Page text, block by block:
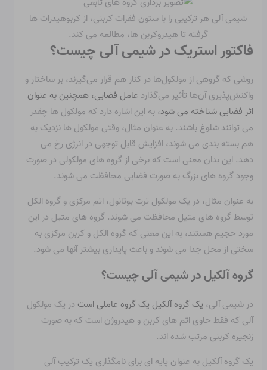
شیمی آلی هر ترکیبی را با ستون فقرات کربنی، از کربوهیدرات ها
گرفته تا هیدروکربن ها، مطالعه می کند.
فاکتور استریک در شیمی آلی چیست؟
روشی که گروهی از مولکول‌ها در کنار هم قرار می‌گیرند، بر ساختار و
واکنش‌پذیری آن‌ها تأثیر می‌گذارد عامل فضایی، همچنین به عنوان
اثر فضایی شناخته می شود، به این اشاره دارد که مولکول ها چقدر
می توانند شلوغ باشند. به عنوان مثال، وقتی مولکول ها نزدیک به
هم بسته بندی می شوند، افزایش قابل توجهی در انرژی رخ می
دهد. این بدان معنی است که برخی از گروه های مولکولی در صورت
وجود گروه های بزرگ به صورت فضایی محافظت می شوند.
به عنوان مثال، در یک مولکول ترت بوتانول، اتم مرکزی و گروه الکل
توسط گروه های متیل محافظت می شوند. گروه های متیل در این
مورد حجیم هستند، به این معنی که گروه الکل و کربن مرکزی به
سختی از محل جدا می شوند و باعث پایداری بیشتر آنها می شود.
گروه آلکیل در شیمی آلی چیست؟
در شیمی آلی، یک گروه آلکیل یک گروه عاملی است در یک مولکول
آلی که فقط حاوی اتم های کربن و هیدروژن است که به صورت
زنجیره کربنی مرتب شده اند.
یک گروه آلکیل به عنوان پایه ای برای نامگذاری یک ترکیب آلی